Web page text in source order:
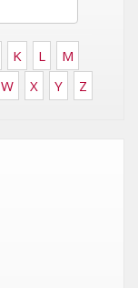
K L
M
W X Y Z